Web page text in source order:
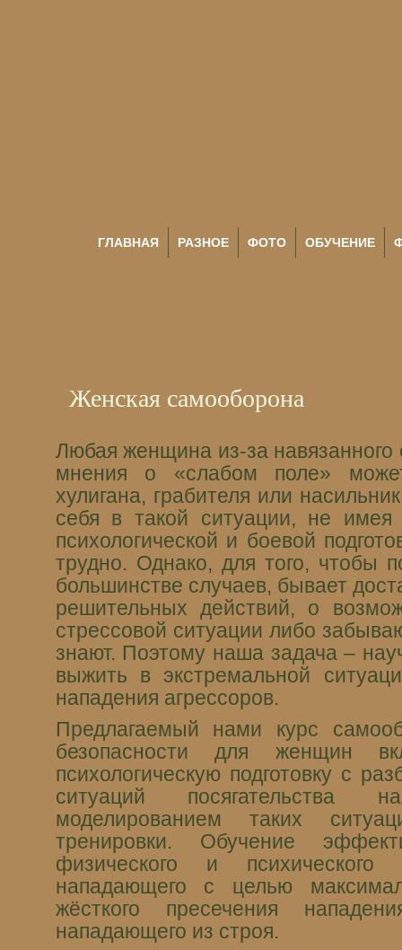
ГЛАВНАЯ РАЗНОЕ ФОТО ОБУЧЕНИЕ
Женская самооборона
Любая женщина из-за
мнения о «слабом поле»
хулигана, грабителя или
себя в такой ситуации, не имея
психологической и боевой
трудно. Однако, для того, чтобы
большинстве случаев, бывает
решительных действий, о
стрессовой ситуации либо
знают. Поэтому наша задача –
выжить в экстремальной
нападения агрессоров.
Предлагаемый нами курс
безопасности для женщин
психологическую подготовку с
ситуаций
моделированием таких
тренировки. Обучение
физического и психического
нападающего с целью
жёсткого пресечения
нападающего из строя.